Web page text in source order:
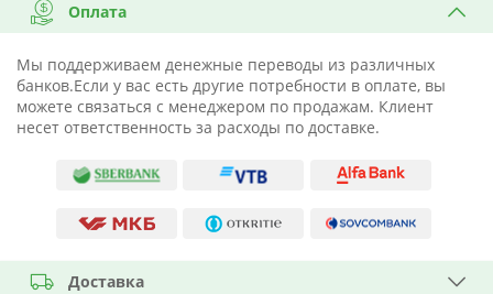
Оплата
Мы поддерживаем денежные переводы из различных
банков.Если у вас есть другие потребности в оплате, вы
можете связаться с менеджером по продажам. Клиент
несет ответственность за расходы по доставке.
Доставка